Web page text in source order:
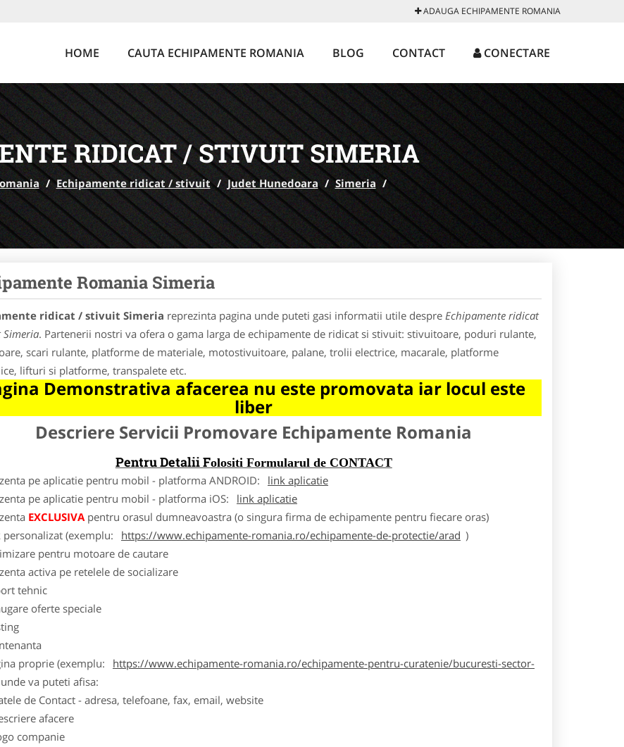
ADAUGA ECHIPAMENTE ROMANIA
HOME CAUTA ECHIPAMENTE ROMANIA BLOG CONTACT CONECTARE
RIDICAT / STIVUIT SIMERIA
/ Echipamente ridicat / stivuit / Judet Hunedoara / Simeria /
Romania Simeria
ridicat / stivuit Simeria reprezinta pagina unde puteti gasi informatii utile despre Echipamente ridicat
. Partenerii nostri va ofera o gama larga de echipamente de ridicat si stivuit: stivuitoare, poduri rulante,
scari rulante, platforme de materiale, motostivuitoare, palane, trolii electrice, macarale, platforme
lifturi si platforme, transpalete etc.
Demonstrativa afacerea nu este promovata iar locul este
liber
Descriere Servicii Promovare Echipamente Romania
Pentru Detalii Folositi Formularul de CONTACT
pe aplicatie pentru mobil - platforma ANDROID:
link aplicatie
pe aplicatie pentru mobil - platforma iOS:
link aplicatie
EXCLUSIVApentru orasul dumneavoastra (o singura firma de echipamente pentru fiecare oras)
personalizat (exemplu:
https://www.echipamente-romania.ro/echipamente-de-protectie/arad )
pentru motoare de cautare
activa pe retelele de socializare
tehnic
oferte speciale
proprie (exemplu:
https://www.echipamente-romania.ro/echipamente-pentru-curatenie/bucuresti-sector-
va puteti afisa:
de Contact - adresa, telefoane, fax, email, website
afacere
companie